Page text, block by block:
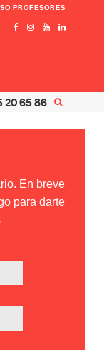
PROFESORES
20 65 86
En breve
para darte